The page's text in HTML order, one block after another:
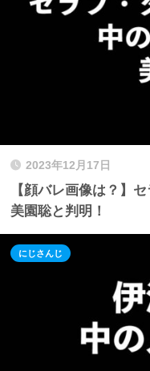
2023年12月17日
【顔バレ画像は？】
美園聡と判明！
にじさんじ